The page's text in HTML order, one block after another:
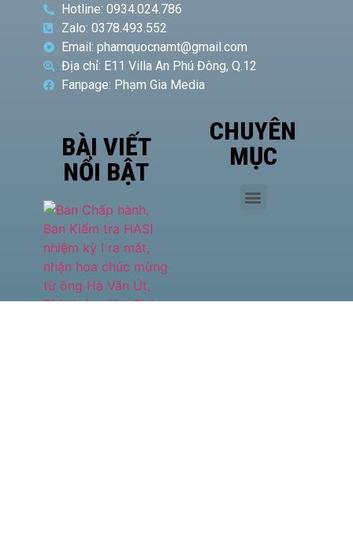
Hotline: 0934.024.786
Zalo: 0378.493.552
Email: phamquocnamt@gmail.com
Địa chỉ: E11 Villa An Phú Đông, Q.12
Fanpage: Phạm Gia Media
BÀI VIẾT
NỔI BẬT
CHUYÊN
MỤC